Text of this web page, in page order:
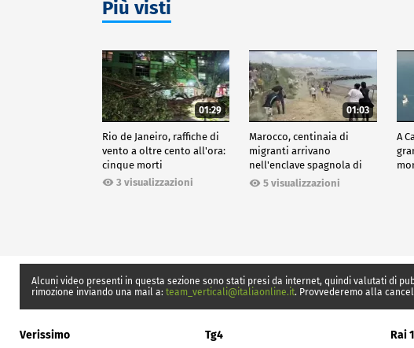
Più visti
01:29
Rio de Janeiro, raffiche di
vento a oltre cento all'ora:
cinque morti
3 visualizzazioni
01:03
Marocco, centinaia di
migranti arrivano
nell'enclave spagnola di
Ceuta5 visualizzazioni
A
Alcuni video presenti in questa sezione sono stati presi da internet, quindi valutati di
rimozione inviando una mail a: team_verticali@italiaonline.it. Provvederemo alla
Verissimo Tg4 Rai 1